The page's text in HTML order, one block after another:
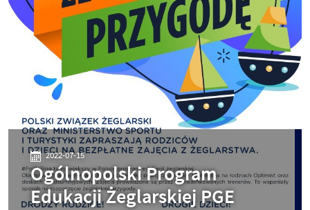
2022-07-15
Ogólnopolski Program
Edukacji Żeglarskiej PGE